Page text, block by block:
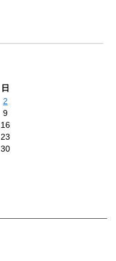
日
2
9
16
23
30